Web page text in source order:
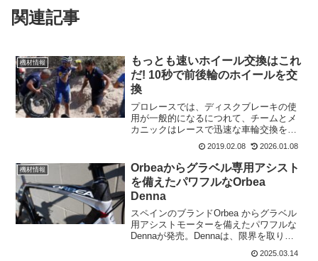
関連記事
機材情報
もっとも速いホイール交換はこれ
だ! 10秒で前後輪のホイールを交
換
プロレースでは、ディスクブレーキの使
用が一般的になるにつれて、チームとメ
カニックはレースで迅速な車輪交換をす
るためにF1のレースからヒントを得てい
る。しかし、10秒で前後輪のホイールを
交換する方法もありました!F1レースのや
り方を習うWor...
2019.02.08 2026.01.08
機材情報
Orbeaからグラベル専用アシスト
を備えたパワフルなOrbea
Denna
スペインのブランドOrbea からグラベル
用アシストモーターを備えたパワフルな
Dennaが発売。Dennaは、限界を取り除
くことに全力を注ぐ。 グラベルチューニ
ングされており、急な登りではパワー
2025.03.14